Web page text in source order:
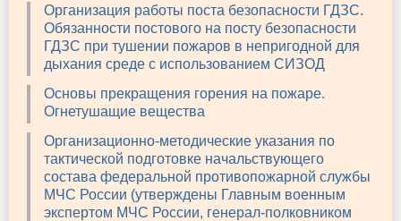
Организация работы поста безопасности ГДЗС.
Обязанности постового на посту безопасности
ГДЗС при тушении пожаров в непригодной для
дыхания среде с использованием СИЗОД
Основы прекращения горения на пожаре.
Огнетушащие вещества
Организационно-методические указания по
тактической подготовке начальствующего
состава федеральной противопожарной службы
МЧС России (утверждены Главным военным
экспертом МЧС России, генерал-полковником